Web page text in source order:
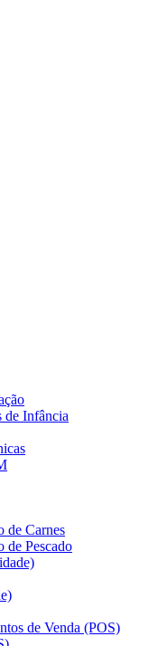
de Infância
de Carnes
de Pescado
de Venda (POS)